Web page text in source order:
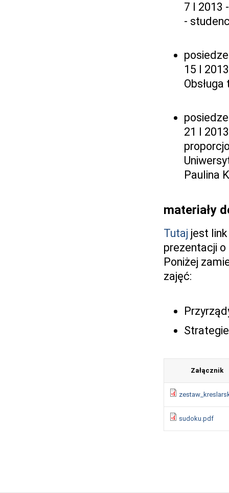
7 I 2013
-
15 I
21 I
Paulina
materiały
Tutaj jest
prezentacji
Poniżej
zajęć:
Załącznik
sudoku.pdf